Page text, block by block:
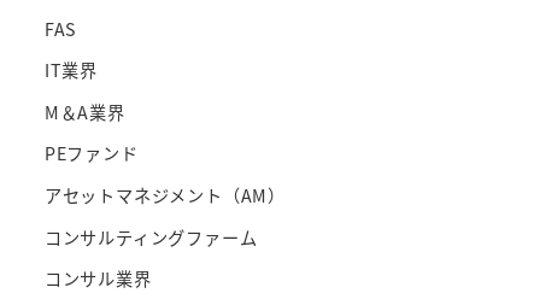
FAS
IT業界
M＆A業界
PEファンド
アセットマネジメント（AM）
コンサルティングファーム
コンサル業界